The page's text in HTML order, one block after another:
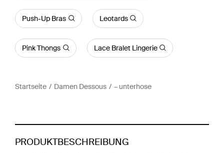
Push-Up Bras Leotards
Pink Thongs Lace Bralet Lingerie
Startseite Damen Dessous – unterhose
PRODUKTBESCHREIBUNG